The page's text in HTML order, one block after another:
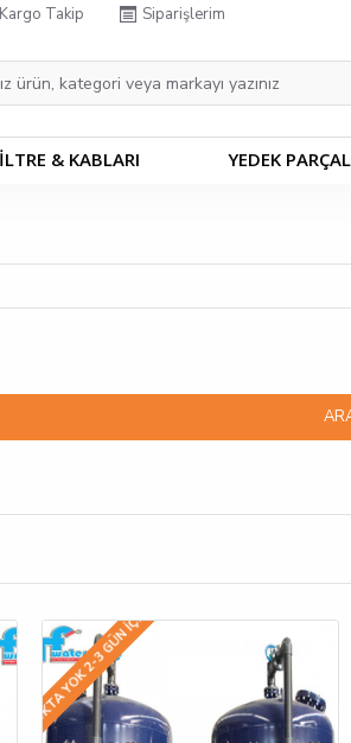
Kargo Takip Siparişlerim
& KABLARI YEDEK
STOKTA YOK 2-3 GÜN IÇINDE